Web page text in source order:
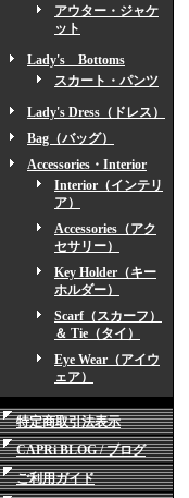
アウター・ジャケ
ット
Lady's Bottoms
スカート・パンツ
Lady's Dress（ドレス）
Bag（バッグ）
Accessories・Interior
Interior（インテリ
ア）
Accessories（アク
セサリー）
Key Holder（キー
ホルダー）
Scarf（スカーフ）
＆ Tie（タイ）
Eye Wear（アイウ
ェア）
特定商取引法表示
CAPRi BLOG / ブログ
ご利用ガイド